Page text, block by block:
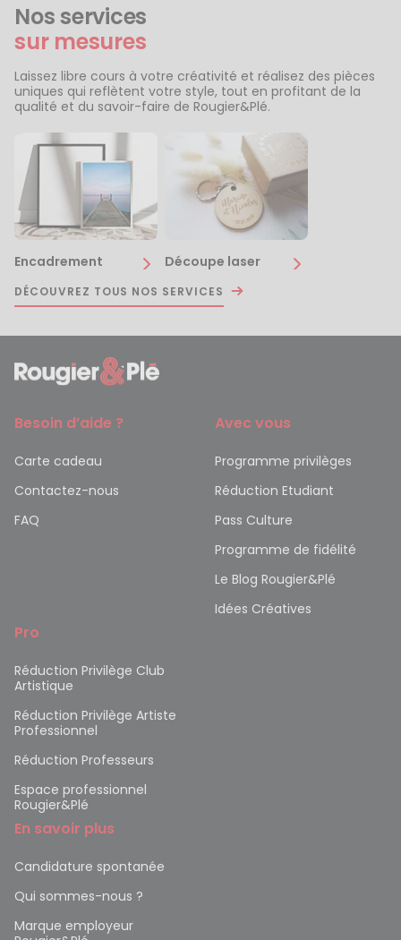
Nos services
sur mesures
Laissez libre cours à votre créativité et réalisez des pièces
uniques qui reflètent votre style, tout en profitant de la
qualité et du savoir-faire de Rougier&Plé.
Encadrement Découpe laser
DÉCOUVREZ TOUS NOS SERVICES
Besoin d’aide ?
Carte cadeau
Contactez-nous
FAQ
Avec vous
Programme privilèges
Réduction Etudiant
Pass Culture
Programme de fidélité
Le Blog Rougier&Plé
Idées Créatives
Pro
Réduction Privilège Club
Artistique
Réduction Privilège Artiste
Professionnel
Réduction Professeurs
Espace professionnel
Rougier&Plé
En savoir plus
Candidature spontanée
Qui sommes-nous ?
Marque employeur